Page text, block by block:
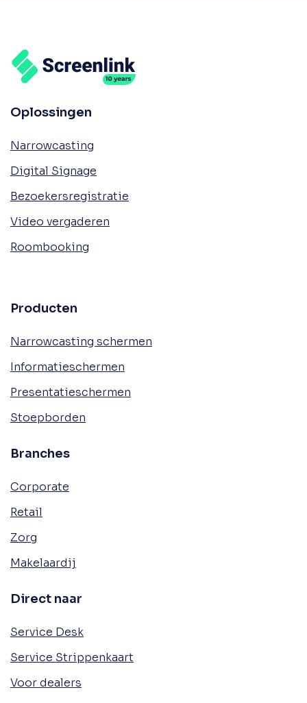
Oplossingen
Narrowcasting
Digital Signage
Bezoekersregistratie
Video vergaderen
Roombooking
Producten
Narrowcasting schermen
Informatieschermen
Presentatieschermen
Stoepborden
Branches
Corporate
Retail
Zorg
Makelaardij
Direct naar
Service Desk
Service Strippenkaart
Voor dealers